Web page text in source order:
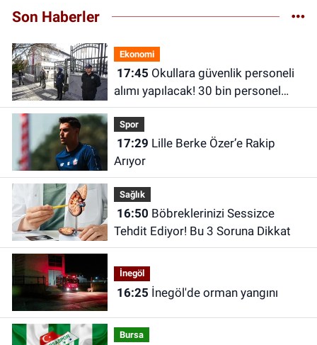
Son Haberler
Ekonomi
17:45
alımı yapılacak! 30 bin personel
alınacak
Spor
17:29
Arıyor
Sağlık
16:50
Tehdit Ediyor! Bu 3 Soruna Dikkat
İnegöl
16:25 İnegöl'de orman yangını
Bursa